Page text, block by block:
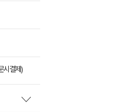
시결제)